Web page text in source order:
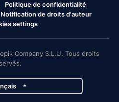
Politique de confidentialité
Notification de droits d'auteur
settings
Company S.L.U. Tous droits